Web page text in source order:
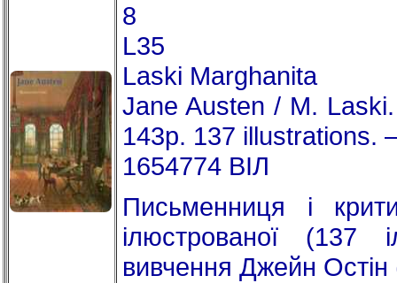
8
L35
Laski Marghanita
Jane Austen / M.
143p. 137 illustrations.
1654774 ВІЛ
Письменниця і
ілюстрованої (137
вивчення Джейн Остін